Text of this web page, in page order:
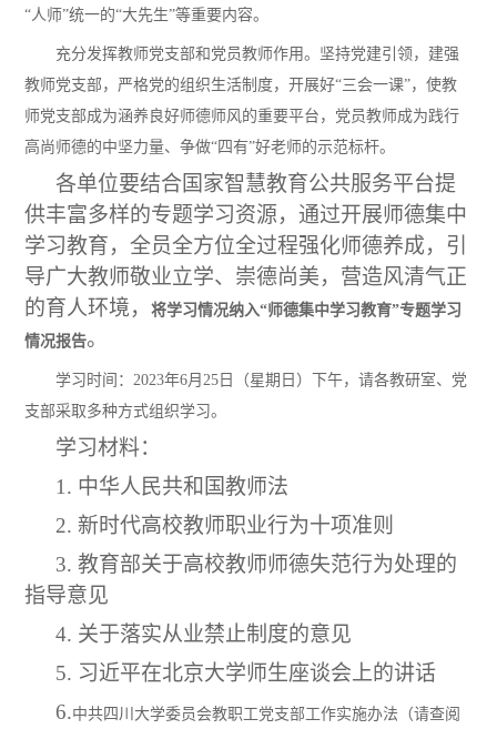
“人师”统一的“大先生”等重要内容。
充分发挥教师党支部和党员教师作用。坚持党建引领，建强
教师党支部，严格党的组织生活制度，开展好“三会一课”，使教
师党支部成为涵养良好师德师风的重要平台，党员教师成为践行
高尚师德的中坚力量、争做“四有”好老师的示范标杆。
各单位要结合国家智慧教育公共服务平台提
供丰富多样的专题学习资源，通过开展师德集中
学习教育，全员全方位全过程强化师德养成，引
导广大教师敬业立学、崇德尚美，营造风清气正
的育人环境，将学习情况纳入“师德集中学习教育”专题学习
情况报告。
学习时间：2023年6月25日（星期日）下午，请各教研室、党
支部采取多种方式组织学习。
学习材料：
1. 中华人民共和国教师法
2. 新时代高校教师职业行为十项准则
3. 教育部关于高校教师师德失范行为处理的
指导意见
4. 关于落实从业禁止制度的意见
5. 习近平在北京大学师生座谈会上的讲话
6.中共四川大学委员会教职工党支部工作实施办法（请查阅